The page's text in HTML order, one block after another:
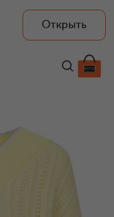
Открыть
34 320 ₽